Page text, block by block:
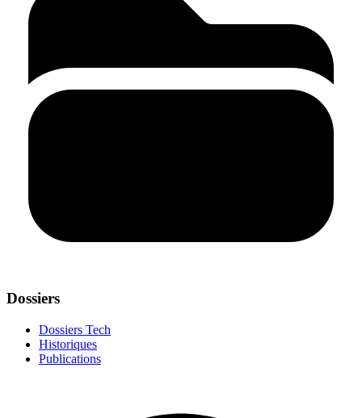
Dossiers
Dossiers Tech
Historiques
Publications